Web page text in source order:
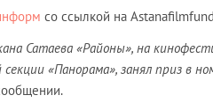
со ссылкой на
Сатаева «Районы», на
секции «Панорама», занял приз в